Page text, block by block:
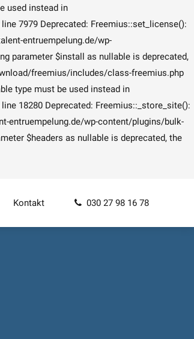
used instead in
7979 Deprecated: Freemius::set_license():
entruempelung.de/wp-
parameter $install as nullable is deprecated,
freemius/includes/class-freemius.php
type must be used instead in
18280 Deprecated: Freemius::_store_site():
entruempelung.de/wp-content/plugins/bulk-
$headers as nullable is deprecated, the
030 27 98 16 78
Kontakt